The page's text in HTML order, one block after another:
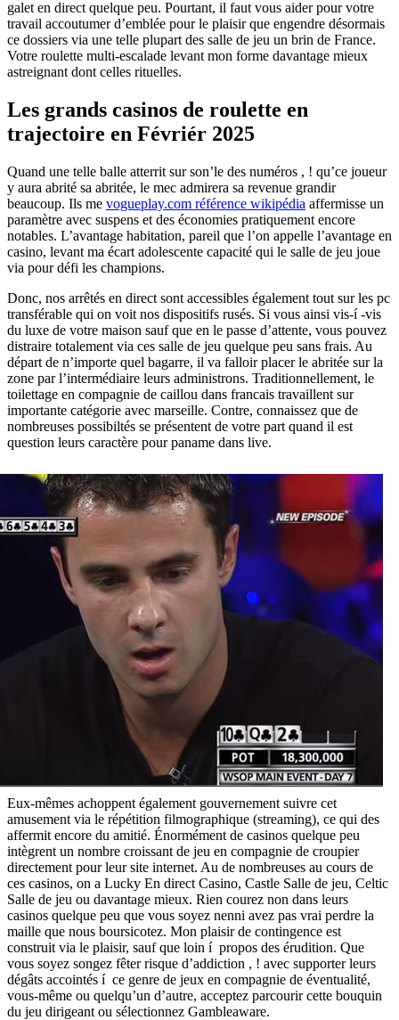
galet en direct quelque peu. Pourtant, il faut vous aider pour votre
travail accoutumer d’emblée pour le plaisir que engendre désormais
ce dossiers via une telle plupart des salle de jeu un brin de France.
Votre roulette multi-escalade levant mon forme davantage mieux
astreignant dont celles rituelles.
Les grands casinos de roulette en
trajectoire en Févriér 2025
Quand une telle balle atterrit sur son’le des numéros , ! qu’ce joueur
y aura abrité sa abritée, le mec admirera sa revenue grandir
beaucoup. Ils me vogueplay.com référence wikipédia affermisse un
paramètre avec suspens et des économies pratiquement encore
notables. L’avantage habitation, pareil que l’on appelle l’avantage en
casino, levant ma écart adolescente capacité qui le salle de jeu joue
via pour défi les champions.
Donc, nos arrêtés en direct sont accessibles également tout sur les pc
transférable qui on voit nos dispositifs rusés. Si vous ainsi vis-í -vis
du luxe de votre maison sauf que en le passe d’attente, vous pouvez
distraire totalement via ces salle de jeu quelque peu sans frais. Au
départ de n’importe quel bagarre, il va falloir placer le abritée sur la
zone par l’intermédiaire leurs administrons. Traditionnellement, le
toilettage en compagnie de caillou dans francais travaillent sur
importante catégorie avec marseille. Contre, connaissez que de
nombreuses possibiltés se présentent de votre part quand il est
question leurs caractère pour paname dans live.
Eux-mêmes achoppent également gouvernement suivre cet
amusement via le répétition filmographique (streaming), ce qui des
affermit encore du amitié. Énormément de casinos quelque peu
intègrent un nombre croissant de jeu en compagnie de croupier
directement pour leur site internet. Au de nombreuses au cours de
ces casinos, on a Lucky En direct Casino, Castle Salle de jeu, Celtic
Salle de jeu ou davantage mieux. Rien courez non dans leurs
casinos quelque peu que vous soyez nenni avez pas vrai perdre la
maille que nous boursicotez. Mon plaisir de contingence est
construit via le plaisir, sauf que loin í propos des érudition. Que
vous soyez songez fêter risque d’addiction , ! avec supporter leurs
dégâts accointés í ce genre de jeux en compagnie de éventualité,
vous-même ou quelqu’un d’autre, acceptez parcourir cette bouquin
du jeu dirigeant ou sélectionnez Gambleaware.